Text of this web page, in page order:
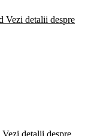
Vezi detalii despre